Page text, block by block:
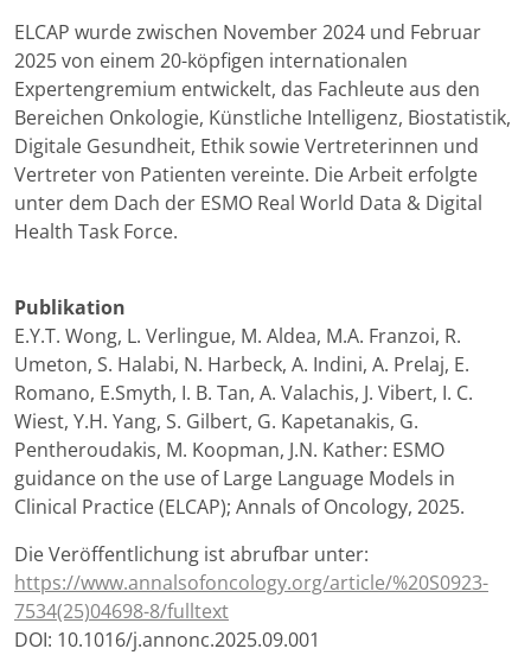
ELCAP wurde zwischen November 2024 und Februar
2025 von einem 20-köpfigen internationalen
Expertengremium entwickelt, das Fachleute aus den
Bereichen Onkologie, Künstliche Intelligenz, Biostatistik,
Digitale Gesundheit, Ethik sowie Vertreterinnen und
Vertreter von Patienten vereinte. Die Arbeit erfolgte
unter dem Dach der ESMO Real World Data & Digital
Health Task Force.
Publikation
E.Y.T. Wong, L. Verlingue, M. Aldea, M.A. Franzoi, R.
Umeton, S. Halabi, N. Harbeck, A. Indini, A. Prelaj, E.
Romano, E.Smyth, I. B. Tan, A. Valachis, J. Vibert, I. C.
Wiest, Y.H. Yang, S. Gilbert, G. Kapetanakis, G.
Pentheroudakis, M. Koopman, J.N. Kather: ESMO
guidance on the use of Large Language Models in
Clinical Practice (ELCAP); Annals of Oncology, 2025.
Die Veröffentlichung ist abrufbar unter:
https://www.annalsofoncology.org/article/%20S0923-
7534(25)04698-8/fulltext
DOI: 10.1016/j.annonc.2025.09.001